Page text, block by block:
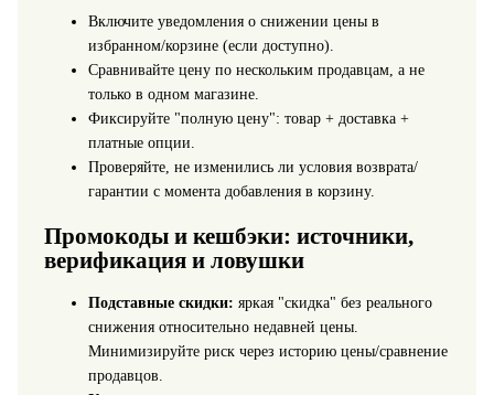
Включите уведомления о снижении цены в
избранном/корзине (если доступно).
Сравнивайте цену по нескольким продавцам, а не
только в одном магазине.
Фиксируйте "полную цену": товар + доставка +
платные опции.
Проверяйте, не изменились ли условия возврата/
гарантии с момента добавления в корзину.
Промокоды и кешбэки: источники,
верификация и ловушки
Подставные скидки: яркая "скидка" без реального
снижения относительно недавней цены.
Минимизируйте риск через историю цены/сравнение
продавцов.